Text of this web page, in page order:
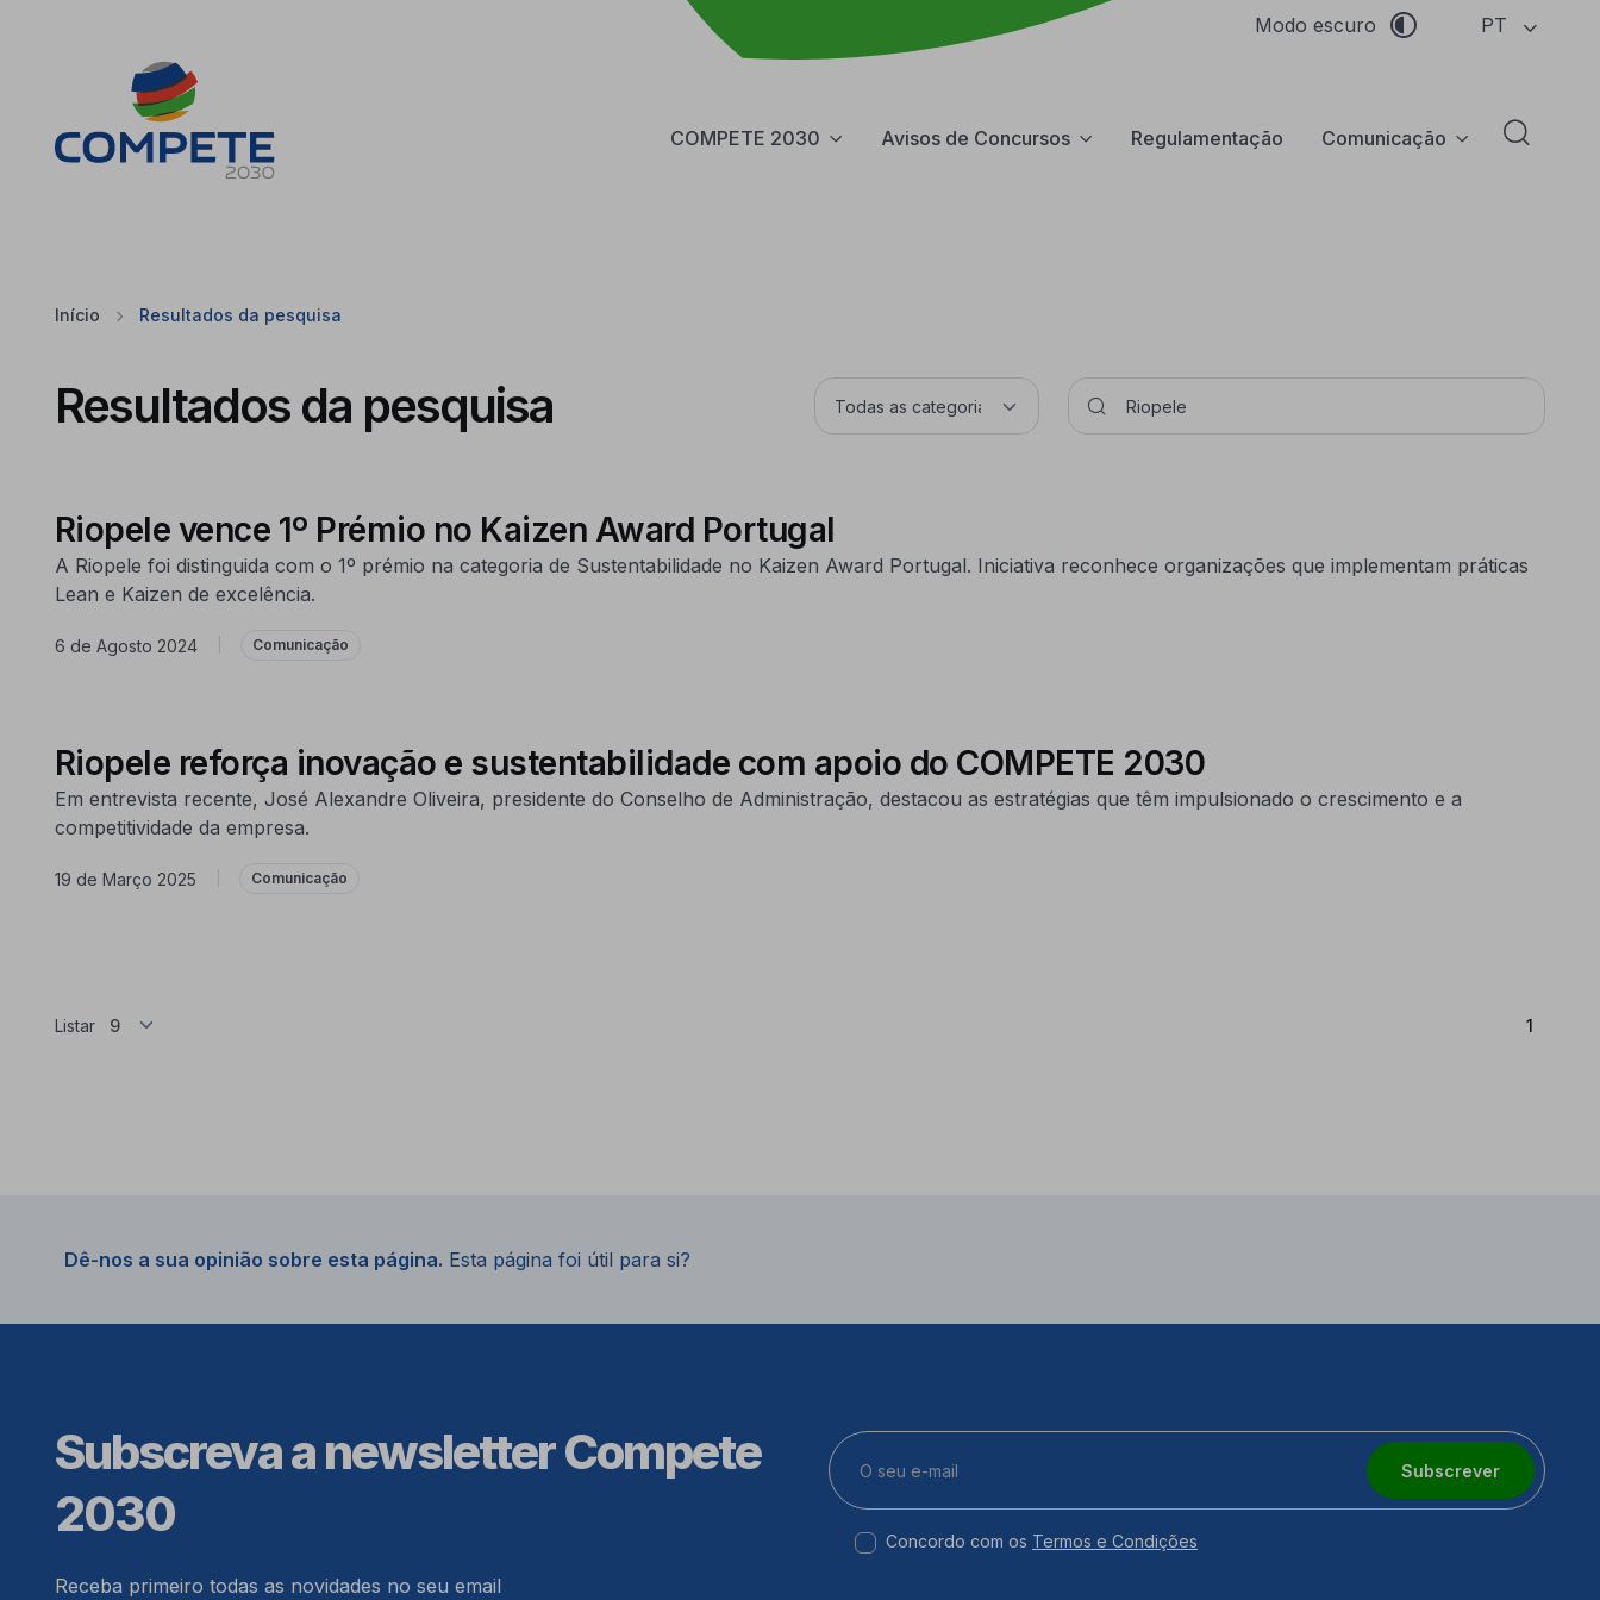
Modo escuro PT
COMPETE 2030 Avisos de Concursos Regulamentação Comunicação Abrir
Início Resultados da pesquisa
Resultados da pesquisa
Riopele vence 1º Prémio no Kaizen Award Portugal
A Riopele foi distinguida com o 1º prémio na categoria de Sustentabilidade no Kaizen Award Portugal. Iniciativa reconhece organizações que implementam práticas
Lean e Kaizen de excelência.
6 de Agosto 2024 Comunicação
Riopele reforça inovação e sustentabilidade com apoio do COMPETE 2030
Em entrevista recente, José Alexandre Oliveira, presidente do Conselho de Administração, destacou as estratégias que têm impulsionado o crescimento e a
competitividade da empresa.
19 de Março 2025 Comunicação
Listar 1(Atual)
Dê-nos a sua opinião sobre esta página. Esta página foi útil para si?
Subscreva a newsletter Compete
2030
Receba primeiro todas as novidades no seu email
Subscrever
Concordo com os Termos e Condições